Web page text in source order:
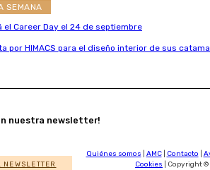
SEMANA
el Career Day el 24 de septiembre
por HIMACS para el diseño interior de sus
nuestra newsletter!
Quiénes somos AMC| Contacto
Cookies | Copyright